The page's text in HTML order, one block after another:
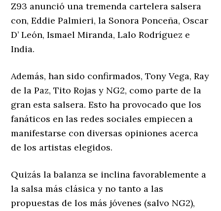
Z93 anunció una tremenda cartelera salsera
con, Eddie Palmieri, la Sonora Ponceña, Oscar
D’ León, Ismael Miranda, Lalo Rodríguez e
India.
Además, han sido confirmados, Tony Vega, Ray
de la Paz, Tito Rojas y NG2, como parte de la
gran esta salsera. Esto ha provocado que los
fanáticos en las redes sociales empiecen a
manifestarse con diversas opiniones acerca
de los artistas elegidos.
Quizás la balanza se inclina favorablemente a
la salsa más clásica y no tanto a las
propuestas de los más jóvenes (salvo NG2),